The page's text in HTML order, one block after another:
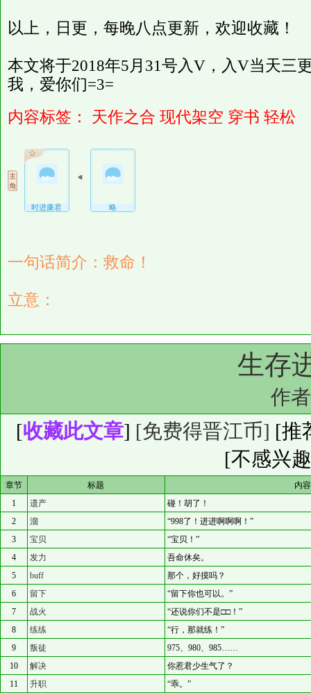
以上，日更，每晚八点更新，欢迎收藏！
本文将于2018年5月31号入V，入V当天三
我，爱你们=3=
内容标签：
天作之合 现代架空 穿书 轻松
时进廉君 略
一句话简介：救命！
立意：
生存
作
[收藏此文章] [免费得晋江币] [推
[不感兴
章节 标题
内
1
遗产
碰！胡了！
2
溜
“998了！进进啊啊啊！”
3
宝贝
“宝贝！”
4
发力
吾命休矣。
5
buff
那个，好摸吗？
6
留下
“留下你也可以。”
7
战火
“还说你们不是□□！”
8
练练
“行，那就练！”
9
叛徒
975、980、985……
10
解决
你惹君少生气了？
11
升职
“乖。”